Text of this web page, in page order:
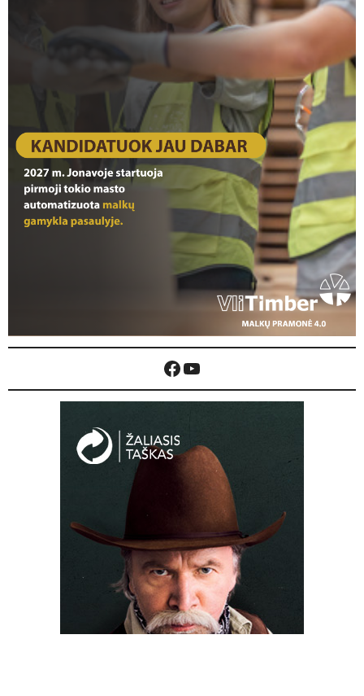
Akiniai ne tik gadina regėjimą, bet ir trukdo
matyti pasaulį tokį,...
žmonėmis ir jų pilietine galia